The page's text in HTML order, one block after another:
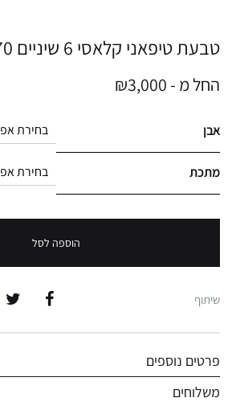
טבעת טיפאני קלאסי 6 שיניים 0.70
החל מ - ₪3,000
אבן
מתכת
הוספה לסל
שיתוף
פרטים נוספים
משלוחים